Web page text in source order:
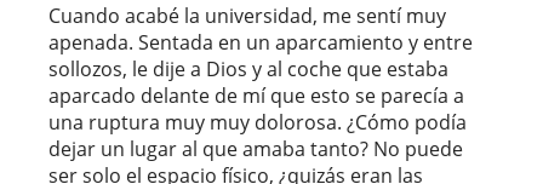
Cuando acabé la universidad, me sentí muy
apenada. Sentada en un aparcamiento y entre
sollozos, le dije a Dios y al coche que estaba
aparcado delante de mí que esto se parecía a
una ruptura muy muy dolorosa. ¿Cómo podía
dejar un lugar al que amaba tanto? No puede
ser solo el espacio físico, ¿quizás eran las